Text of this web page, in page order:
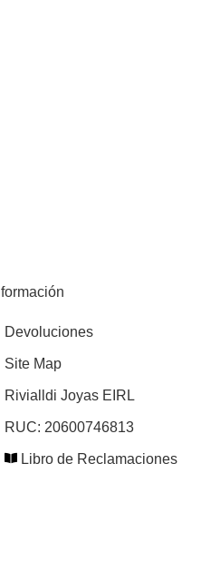
Devoluciones
Site Map
Rivialldi Joyas EIRL
RUC: 20600746813
Libro de Reclamaciones